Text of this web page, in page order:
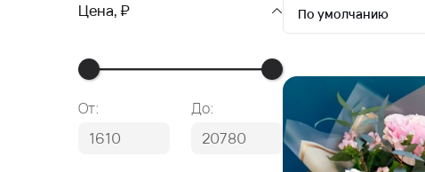
Цена, ₽
От: До:
По умолчанию
Сначала дешевле
Сначала дороже